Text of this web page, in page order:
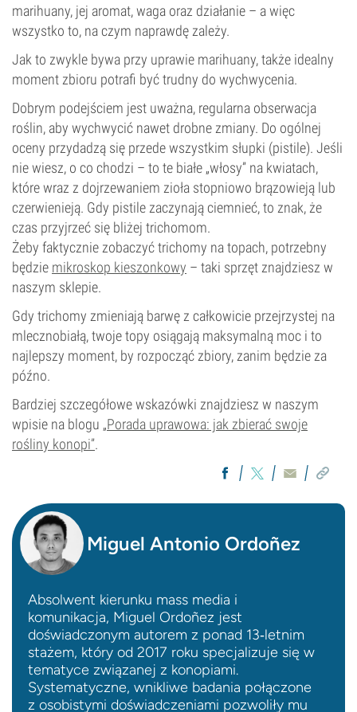
marihuany, jej aromat, waga oraz działanie – a więc
wszystko to, na czym naprawdę zależy.
Jak to zwykle bywa przy uprawie marihuany, także idealny
moment zbioru potrafi być trudny do wychwycenia.
Dobrym podejściem jest uważna, regularna obserwacja
roślin, aby wychwycić nawet drobne zmiany. Do ogólnej
oceny przydadzą się przede wszystkim słupki (pistile). Jeśli
nie wiesz, o co chodzi – to te białe „włosy” na kwiatach,
które wraz z dojrzewaniem zioła stopniowo brązowieją lub
czerwienieją. Gdy pistile zaczynają ciemnieć, to znak, że
czas przyjrzeć się bliżej trichomom.
Żeby faktycznie zobaczyć trichomy na topach, potrzebny
będzie mikroskop kieszonkowy – taki sprzęt znajdziesz w
naszym sklepie.
Gdy trichomy zmieniają barwę z całkowicie przejrzystej na
mlecznobiałą, twoje topy osiągają maksymalną moc i to
najlepszy moment, by rozpocząć zbiory, zanim będzie za
późno.
Bardziej szczegółowe wskazówki znajdziesz w naszym
wpisie na blogu „Porada uprawowa: jak zbierać swoje
rośliny konopi”.
Miguel Antonio Ordoñez
Absolwent kierunku mass media i
komunikacja, Miguel Ordoñez jest
doświadczonym autorem z ponad 13‑letnim
stażem, który od 2017 roku specjalizuje się w
tematyce związanej z konopiami.
Systematyczne, wnikliwe badania połączone
z osobistymi doświadczeniami pozwoliły mu